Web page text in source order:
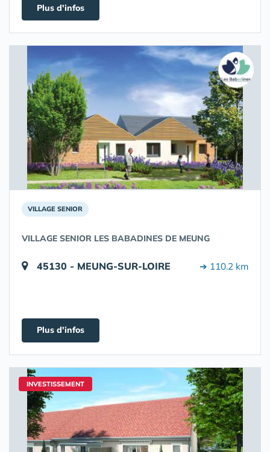
Plus d'infos
VILLAGE SENIOR
VILLAGE SENIOR LES BABADINES DE MEUNG
45130 - MEUNG-SUR-LOIRE ➔ 110.2 km
Plus d'infos
INVESTISSEMENT